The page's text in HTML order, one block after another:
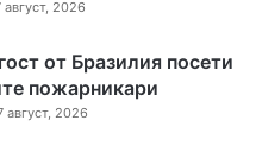
август, 2026
от Бразилия посети
пожарникари
август, 2026